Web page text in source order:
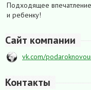
Подходящее
и ребенку!
Сайт компании
vk.com/
Контакты